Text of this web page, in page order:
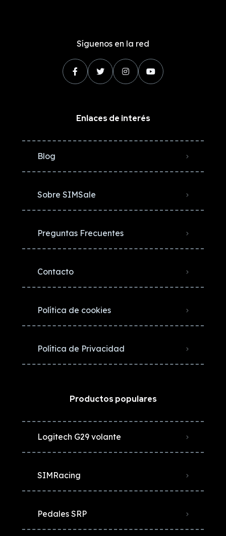
Síguenos en la red
Enlaces de interés
Blog
Sobre SIMSale
Preguntas Frecuentes
Contacto
Política de cookies
Política de Privacidad
Productos populares
Logitech G29 volante
SIMRacing
Pedales SRP